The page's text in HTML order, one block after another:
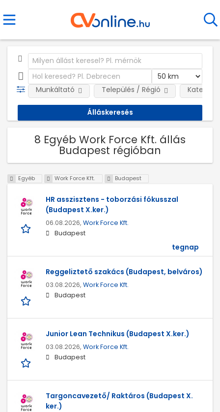
Munkáltató Település / Régió
8 Egyéb Work Force Kft. állás
Budapest régióban
Egyéb Work Force Kft. Budapest
HR asszisztens - toborzási fókusszal
(Budapest X.ker.)
06.08.2026, Work Force Kft.
Budapest
tegnap
Reggeliztető szakács (Budapest, belváros)
03.08.2026, Work Force Kft.
Budapest
Junior Lean Technikus (Budapest X.ker.)
03.08.2026, Work Force Kft.
Budapest
Targoncavezető/ Raktáros (Budapest X.
ker.)